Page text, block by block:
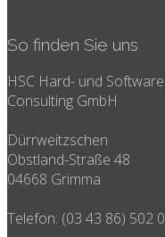
So finden Sie uns
HSC Hard- und Software
Consulting GmbH
Dürrweitzschen
Obstland-Straße 48
04668 Grimma
Telefon: (03 43 86) 502 0